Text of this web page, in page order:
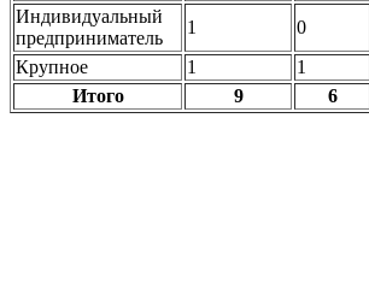
Индивидуальный
предприниматель
1 0
Крупное
1 1
Итого
9 6